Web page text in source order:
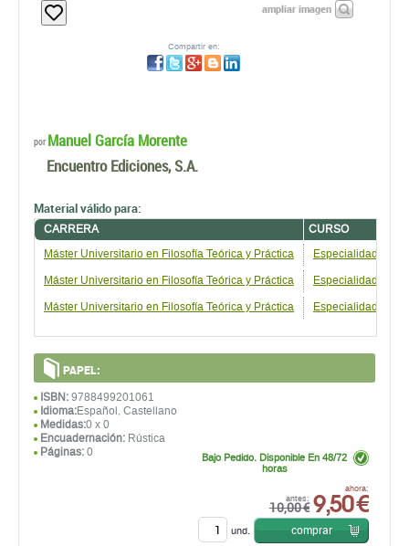
ampliar imagen
Compartir en:
por Manuel García Morente
Encuentro Ediciones, S.A.
Material válido para:
CARRERA
CURSO
Máster Universitario en Filosofía Teórica y Práctica
Especialidad:
Máster Universitario en Filosofía Teórica y Práctica Especialidad:
Máster Universitario en Filosofía Teórica y Práctica Especialidad:
PAPEL:
ISBN: 9788499201061
Idioma:Español, Castellano
Medidas:0 x 0
Encuadernación: Rústica
Páginas: 0
antes:
10,00 €
ahora:
9,50 €
Bajo Pedido. Disponible En 48/72
horas
und. comprar